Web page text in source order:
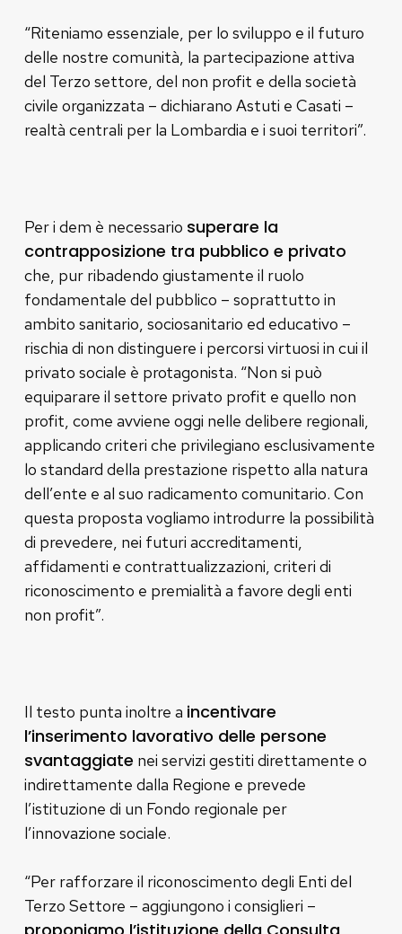
“Riteniamo essenziale, per lo sviluppo e il futuro
delle nostre comunità, la partecipazione attiva
del Terzo settore, del non profit e della società
civile organizzata – dichiarano Astuti e Casati –
realtà centrali per la Lombardia e i suoi territori”.
Per i dem è necessario superare la
contrapposizione tra pubblico e privato
che, pur ribadendo giustamente il ruolo
fondamentale del pubblico – soprattutto in
ambito sanitario, sociosanitario ed educativo –
rischia di non distinguere i percorsi virtuosi in cui il
privato sociale è protagonista. “Non si può
equiparare il settore privato profit e quello non
profit, come avviene oggi nelle delibere regionali,
applicando criteri che privilegiano esclusivamente
lo standard della prestazione rispetto alla natura
dell’ente e al suo radicamento comunitario. Con
questa proposta vogliamo introdurre la possibilità
di prevedere, nei futuri accreditamenti,
affidamenti e contrattualizzazioni, criteri di
riconoscimento e premialità a favore degli enti
non profit”.
Il testo punta inoltre a incentivare
l’inserimento lavorativo delle persone
svantaggiate nei servizi gestiti direttamente o
indirettamente dalla Regione e prevede
l’istituzione di un Fondo regionale per
l’innovazione sociale.
“Per rafforzare il riconoscimento degli Enti del
Terzo Settore – aggiungono i consiglieri –